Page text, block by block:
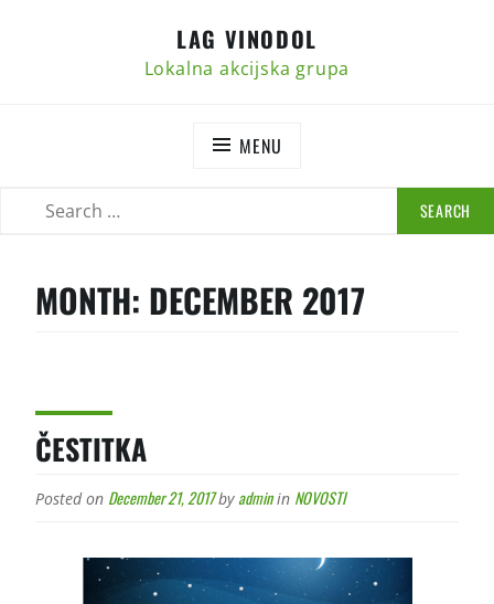
LAG VINODOL
Lokalna akcijska grupa
MENU
MONTH: DECEMBER 2017
ČESTITKA
Posted on December 21, 2017 by admin in NOVOSTI